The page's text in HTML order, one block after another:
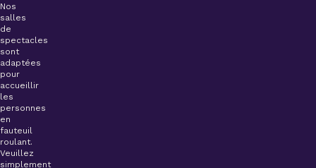
Nos
salles
de
spectacles
sont
adaptées
pour
accueillir
les
personnes
en
fauteuil
roulant.
Veuillez
simplement